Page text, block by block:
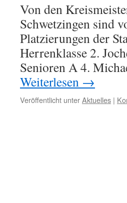
Von den
Schwetzingen sind
Platzierungen der
Herrenklasse 2.
Senioren A 4.
Weiterlesen →
Veröffentlicht unterAktuelles |